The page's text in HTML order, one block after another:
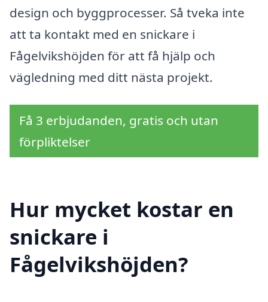
design och byggprocesser. Så tveka inte
att ta kontakt med en snickare i
Fågelvikshöjden för att få hjälp och
vägledning med ditt nästa projekt.
Få 3 erbjudanden, gratis och utan
förpliktelser
Hur mycket kostar en
snickare i
Fågelvikshöjden?